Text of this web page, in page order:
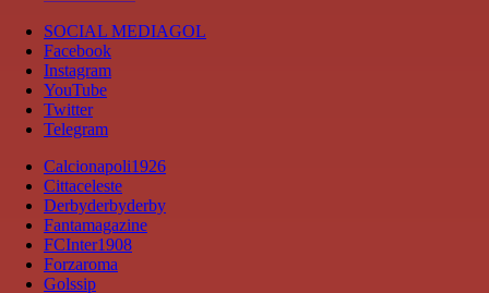
SOCIAL MEDIAGOL
Facebook
Instagram
YouTube
Twitter
Telegram
Calcionapoli1926
Cittaceleste
Derbyderbyderby
Fantamagazine
FCInter1908
Forzaroma
Golssip